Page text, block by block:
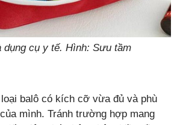
dụng cụ y tế. Hình: Sưu tầm
balô có kích cỡ vừa đủ và phù
mình. Tránh trường hợp mang